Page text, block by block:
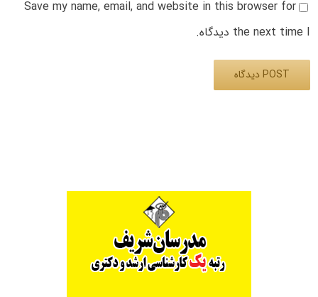
Save my name, email, and website in this browser for
the next time I دیدگاه.